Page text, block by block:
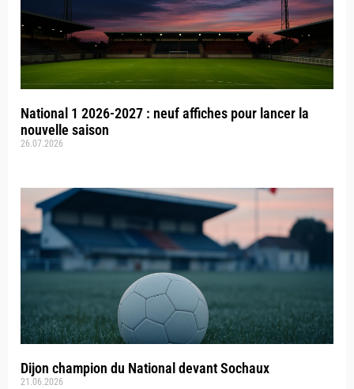
National 1 2026-2027 : neuf affiches pour lancer la
nouvelle saison
26.07.2026
Dijon champion du National devant Sochaux
21.06.2026